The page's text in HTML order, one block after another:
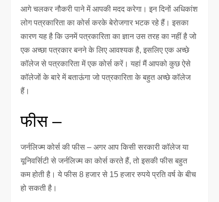
आगे चलकर नौकरी पाने में आपकी मदद करेगा। इन दिनों अधिकांश
लोग पत्रकारिता का कोर्स करके बेरोजगार भटक रहे हैं। इसका
कारण यह है कि उनमें पत्रकारिता का ज्ञान उस तरह का नहीं है जो
एक अच्छा पत्रकार बनने के लिए आवश्यक है, इसलिए एक अच्छे
कॉलेज से पत्रकारिता में एक कोर्स करें। यहां मैं आपको कुछ ऐसे
कॉलेजों के बारे में बताऊंगा जो पत्रकारिता के बहुत अच्छे कॉलेज
हैं।
फीस –
जर्नलिज्म कोर्स की फीस – अगर आप किसी सरकारी कॉलेज या
यूनिवर्सिटी से जर्नलिज्म का कोर्स करते हैं, तो इसकी फीस बहुत
कम होती है। ये फीस 8 हजार से 15 हजार रुपये प्रति वर्ष के बीच
हो सकती है।